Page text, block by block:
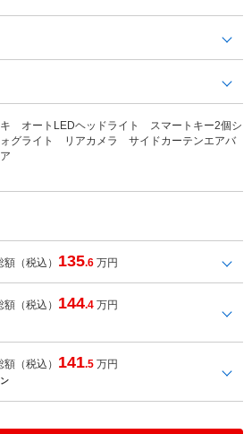
オートLEDヘッドライト スマートキー2個シ
グライト リアカメラ サイドカーテンエアバ
額（税込） 135.6 万円
額（税込） 144.4 万円
額（税込） 141.5 万円